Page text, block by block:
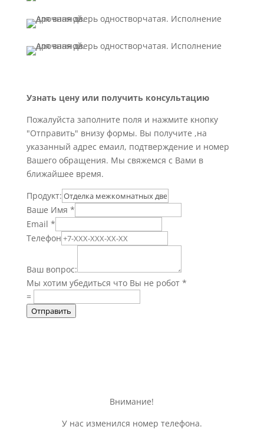
Узнать цену или получить консультацию
Пожалуйста заполните поля и нажмите кнопку
"Отправить" внизу формы. Вы получите ,на
указанный адрес емаил, подтверждение и номер
Вашего обращения. Мы свяжемся с Вами в
ближайшее время.
Продукт:
Ваше Имя *
Email *
Телефон
Ваш вопрос:
Мы хотим убедиться что Вы не робот *
=
Отправить
Внимание!
У нас изменился номер телефона.